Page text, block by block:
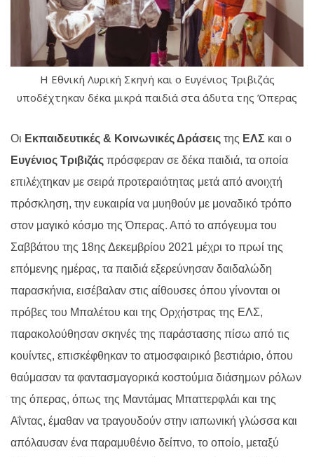
Η Εθνική Λυρική Σκηνή και ο Ευγένιος Τριβιζάς
υποδέχτηκαν δέκα μικρά παιδιά στα άδυτα της Όπερας
Οι Εκπαιδευτικές & Κοινωνικές Δράσεις της ΕΛΣ και ο
Ευγένιος Τριβιζάς πρόσφεραν σε δέκα παιδιά, τα οποία
επιλέχτηκαν με σειρά προτεραιότητας μετά από ανοιχτή
πρόσκληση, την ευκαιρία να μυηθούν με μοναδικό τρόπο
στον μαγικό κόσμο της Όπερας. Από το απόγευμα του
Σαββάτου της 18ης Δεκεμβρίου 2021 μέχρι το πρωί της
επόμενης ημέρας, τα παιδιά εξερεύνησαν δαιδαλώδη
παρασκήνια, εισέβαλαν στις αίθουσες όπου γίνονται οι
πρόβες του Μπαλέτου και της Ορχήστρας της ΕΛΣ,
παρακολούθησαν σκηνές της παράστασης πίσω από τις
κουίντες, επισκέφθηκαν το ατμοσφαιρικό βεστιάριο, όπου
θαύμασαν τα φαντασμαγορικά κοστούμια διάσημων ρόλων
της όπερας, όπως της Μαντάμας Μπαττερφλάι και της
Αΐντας, έμαθαν να τραγουδούν στην ιαπωνική γλώσσα και
απόλαυσαν ένα παραμυθένιο δείπνο, το οποίο, μεταξύ